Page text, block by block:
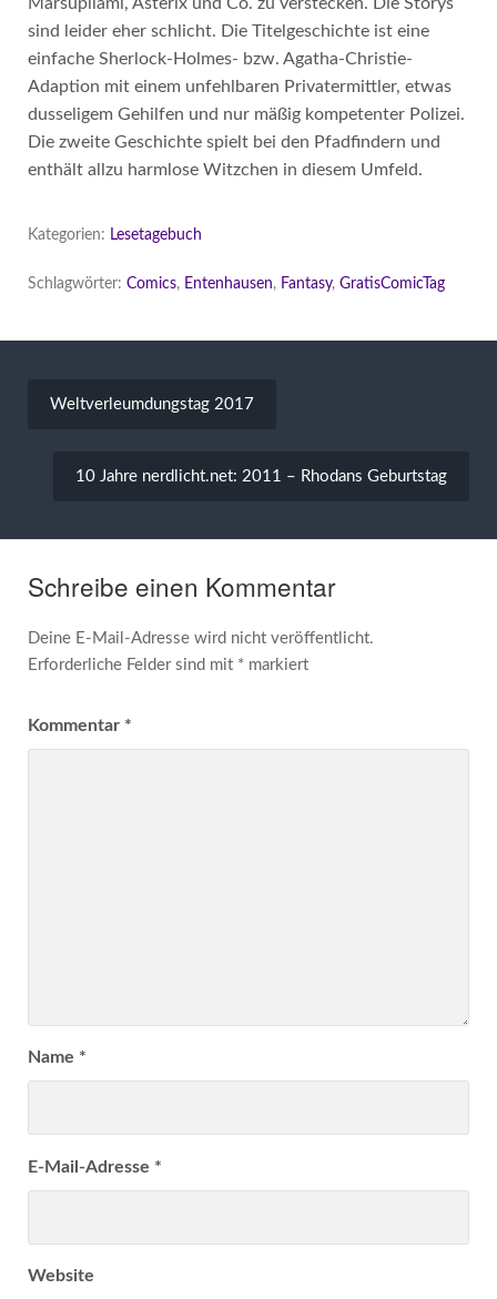
sind leider eher schlicht. Die Titelgeschichte ist eine
einfache Sherlock-Holmes- bzw. Agatha-Christie-
Adaption mit einem unfehlbaren Privatermittler, etwas
dusseligem Gehilfen und nur mäßig kompetenter Polizei.
Die zweite Geschichte spielt bei den Pfadfindern und
enthält allzu harmlose Witzchen in diesem Umfeld.
Kategorien: Lesetagebuch
Schlagwörter: Comics, Entenhausen, Fantasy, GratisComicTag
Weltverleumdungstag 2017
10 Jahre nerdlicht.net: 2011 – Rhodans Geburtstag
Schreibe einen Kommentar
Deine E-Mail-Adresse wird nicht veröffentlicht.
Erforderliche Felder sind mit *markiert
Kommentar *
Name *
E-Mail-Adresse *
Website